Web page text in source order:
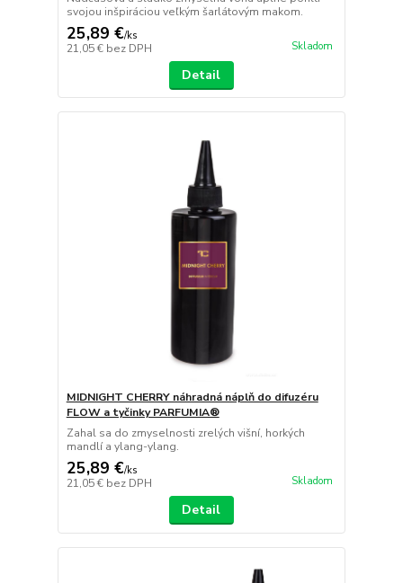
svojou inšpiráciou veľkým šarlátovým makom.
25,89 €/ks
21,05 € bez DPH Skladom
Detail
MIDNIGHT CHERRY náhradná náplň do difuzéru
FLOW a tyčinky PARFUMIA®
Zahal sa do zmyselnosti zrelých višní, horkých
mandlí a ylang-ylang.
25,89 €/ks
21,05 € bez DPH Skladom
Detail